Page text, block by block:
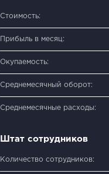
Стоимость:
Прибыль в месяц:
Окупаемость:
Среднемесячный оборот:
Среднемесячные расходы:
Штат сотрудников
Количество сотрудников: